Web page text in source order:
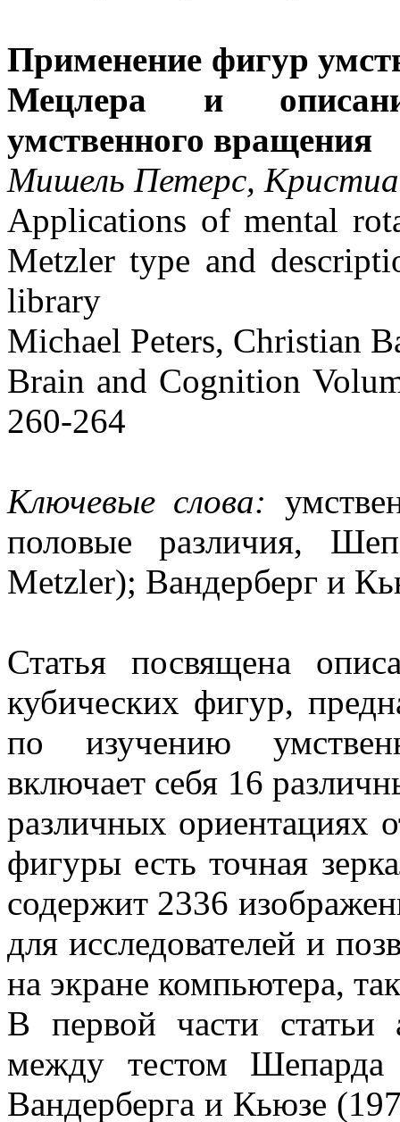
Применение фигур
Мецлера и
умственного вращения
Мишель Петерс,
Applications of mental
Metzler type and
library
Michael Peters, Christian
Brain and Cognition
260-264
Ключевые слова:
половые различия,
Metzler); Вандерберг и
Статья посвящена
кубических фигур,
по изучению
включает себя 16
различных ориентациях
фигуры есть точная
содержит 2336
для исследователей и
на экране компьютера,
В первой части статьи
между тестом
Вандерберга и Кьюзе